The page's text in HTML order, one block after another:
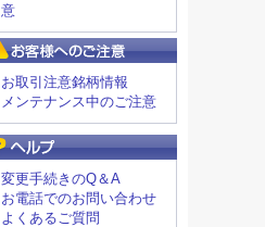
意
お取引注意銘柄情報
メンテナンス中のご注意
変更手続きのQ＆A
お電話でのお問い合わせ
よくあるご質問